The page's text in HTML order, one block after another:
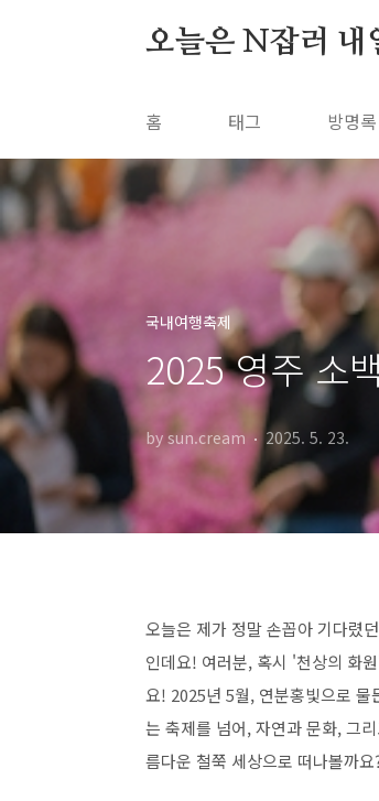
오늘은 N잡러 내
홈 태그 방명록
국내여행축제
2025 영주 소
by sun.cream 2025. 5. 23.
오늘은 제가 정말 손꼽아 기다렸
인데요! 여러분, 혹시 '천상의 화
요! 2025년 5월, 연분홍빛으로 물
는 축제를 넘어, 자연과 문화, 그
름다운 철쭉 세상으로 떠나볼까요